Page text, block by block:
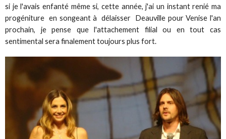
si je l'avais enfanté même si, cette année, j'ai un instant renié ma
progéniture en songeant à délaisser Deauville pour Venise l'an
prochain, je pense que l'attachement filial ou en tout cas
sentimental sera finalement toujours plus fort.